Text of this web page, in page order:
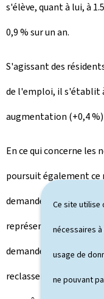
Ce site utilise
nécessaires
usage de
ne pouvant
s'élève, quant à lui, à
0,9 % sur un an.
S'agissant des
de l'emploi, il s'établit
augmentation (+0,4
En ce qui concerne les
poursuit également ce
demandeurs d'emploi
représente une hausse
demandeurs non-
reclassement